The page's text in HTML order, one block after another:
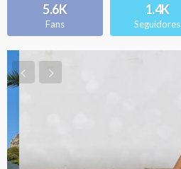
5.6K
Fans
1.4K
Seguidores